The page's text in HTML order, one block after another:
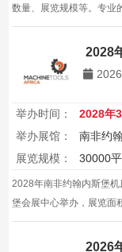
数量、展览规模等。专业
2028
举办时间：
2028年
举办展馆：
南非约
展览规模：
30000
2028年南非约翰内斯堡
堡会展中心举办，展览面
2026